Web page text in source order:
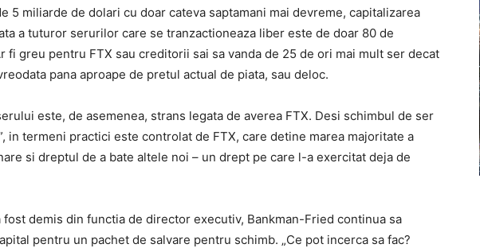
5 miliarde de dolari cu doar cateva saptamani mai devreme, capitalizarea
a tuturor serurilor care se tranzactioneaza liber este de doar 80 de
fi greu pentru FTX sau creditorii sai sa vanda de 25 de ori mai mult ser decat
pana aproape de pretul actual de piata, sau deloc.
este, de asemenea, strans legata de averea FTX. Desi schimbul de ser
in termeni practici este controlat de FTX, care detine marea majoritate a
si dreptul de a bate altele noi – un drept pe care l-a exercitat deja de
fost demis din functia de director executiv, Bankman-Fried continua sa
pentru un pachet de salvare pentru schimb. „Ce pot incerca sa fac?